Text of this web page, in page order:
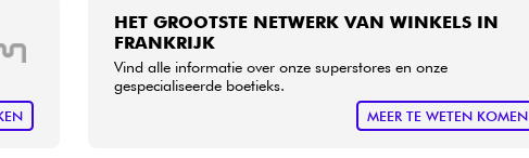
HET GROOTSTE NETWERK VAN WINKELS IN
FRANKRIJK
Vind alle informatie over onze superstores en onze
gespecialiseerde boetieks.
MEER TE WETEN KOMEN